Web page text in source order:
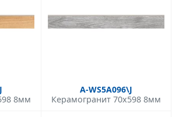
8мм
A-WS5A096\J
Керамогранит 70x598 8мм